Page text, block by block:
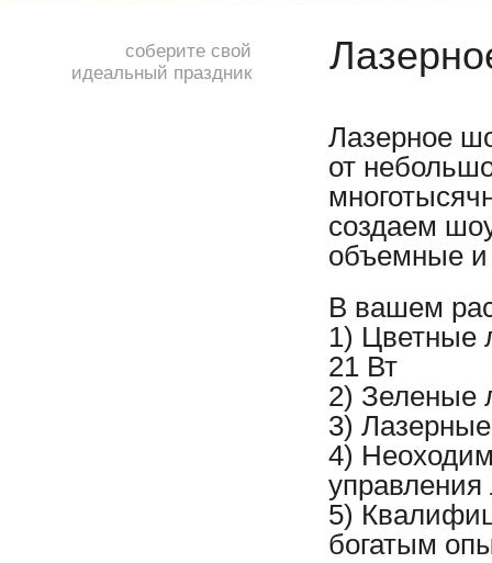
соберите свой
идеальный праздник
Лазерное
от
создаем
объемные и
В вашем
1) Цветные
21 Вт
2) Зеленые
3)
4)
5)
богатым